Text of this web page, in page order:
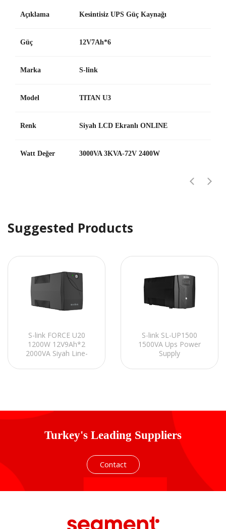
Açıklama Kesintisiz UPS Güç Kaynağı
Güç 12V7Ah*6
Marka S-link
Model TITAN U3
Renk Siyah LCD Ekranlı ONLINE
Watt Değer 3000VA 3KVA-72V 2400W
Suggested Products
S-link FORCE U20
1200W 12V9Ah*2
2000VA Siyah Line-
UPS Güç Kaynağı
S-link SL-UP1500
1500VA Ups Power
Supply
Turkey's Leading Suppliers
Contact